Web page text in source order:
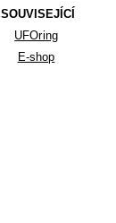
SOUVISEJÍCÍ
UFOring
E-shop